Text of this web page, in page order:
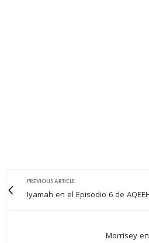
PREVIOUS ARTICLE
Iyamah en el Episodio 6 de
Morrisey